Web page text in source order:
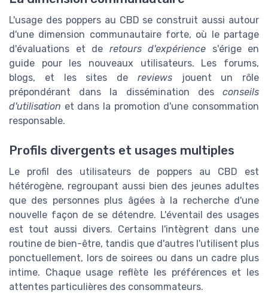
L'usage des poppers au CBD se construit aussi autour
d'une dimension communautaire forte, où le partage
d'évaluations et de retours d'expérience s'érige en
guide pour les nouveaux utilisateurs. Les forums,
blogs, et les sites de reviewsjouent un rôle
prépondérant dans la dissémination des conseils
d'utilisation et dans la promotion d'une consommation
responsable.
Profils divergents et usages multiples
Le profil des utilisateurs de poppers au CBD est
hétérogène, regroupant aussi bien des jeunes adultes
que des personnes plus âgées à la recherche d'une
nouvelle façon de se détendre. L'éventail des usages
est tout aussi divers. Certains l'intègrent dans une
routine de bien-être, tandis que d'autres l'utilisent plus
ponctuellement, lors de soirees ou dans un cadre plus
intime. Chaque usage reflète les préférences et les
attentes particulières des consommateurs.